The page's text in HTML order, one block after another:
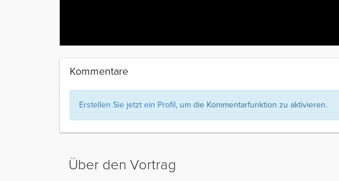
Kommentare
Erstellen Sie jetzt ein Profil, um die Kommentarfunktion zu aktivieren.
Über den Vortrag